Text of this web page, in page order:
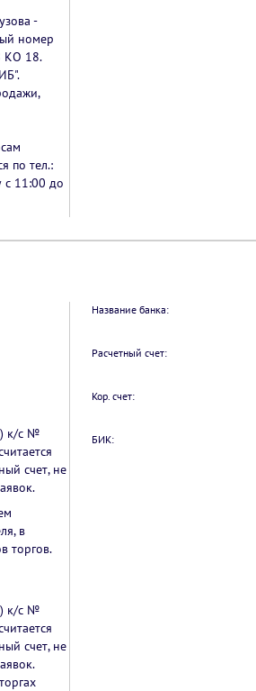
-
номер
КО 18.
по тел.:
с 11:00 до
к/с №
счет, не
в
торгов.
к/с №
счет, не
Название банка:
Расчетный счет:
Кор. счет:
БИК: